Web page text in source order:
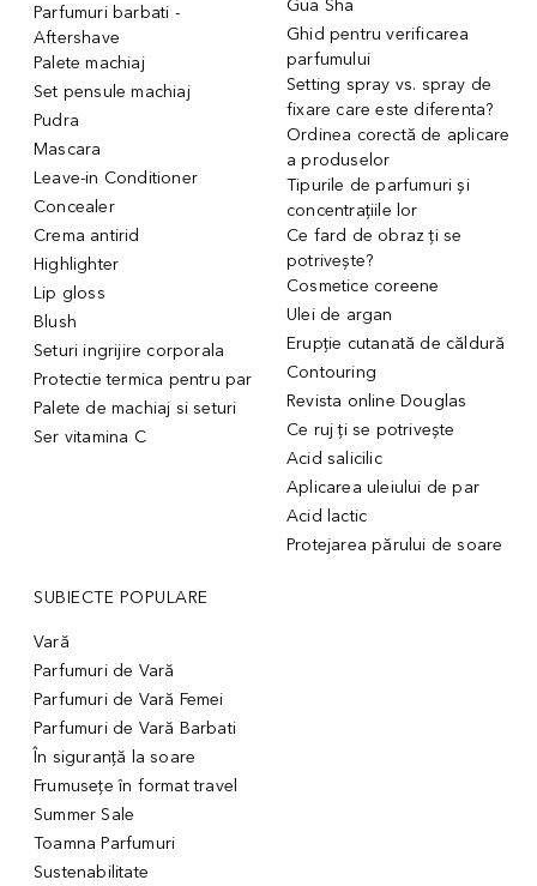
Parfumuri barbati -
Aftershave
Palete machiaj
Set pensule machiaj
Pudra
Mascara
Leave-in Conditioner
Concealer
Crema antirid
Highlighter
Lip gloss
Blush
Seturi ingrijire corporala
Protectie termica pentru par
Palete de machiaj si seturi
Ser vitamina C
Gua Sha
Ghid pentru verificarea
parfumului
Setting spray vs. spray de
fixare care este diferenta?
Ordinea corectă de aplicare
a produselor
Tipurile de parfumuri și
concentrațiile lor
Ce fard de obraz ți se
potrivește?
Cosmetice coreene
Ulei de argan
Erupție cutanată de căldură
Contouring
Revista online Douglas
Ce ruj ți se potrivește
Acid salicilic
Aplicarea uleiului de par
Acid lactic
Protejarea părului de soare
SUBIECTE POPULARE
Vară
Parfumuri de Vară
Parfumuri de Vară Femei
Parfumuri de Vară Barbati
În siguranță la soare
Frumusețe în format travel
Summer Sale
Toamna Parfumuri
Sustenabilitate